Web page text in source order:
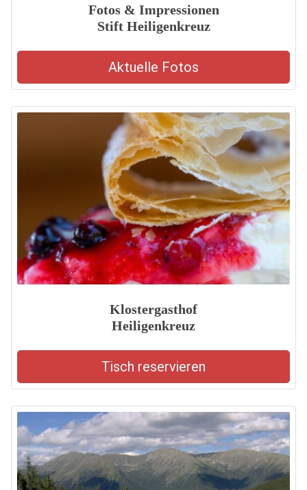
Fotos & Impressionen
Stift Heiligenkreuz
Aktuelle Fotos
Klostergasthof
Heiligenkreuz
Tisch reservieren